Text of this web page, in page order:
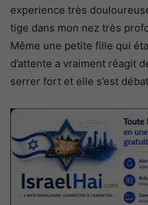
experience très
tige dans mon nez très
Même une petite fille qui
d’attente a vraiment réagit
serrer fort et elle s’est